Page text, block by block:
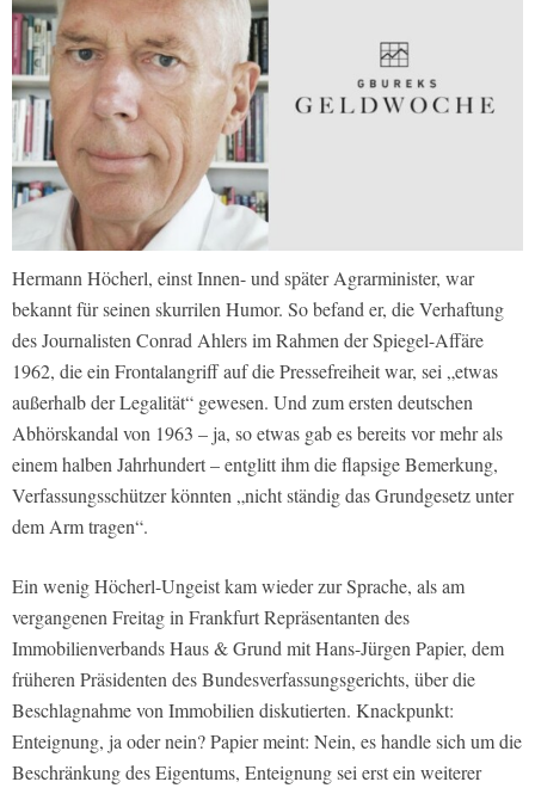
Hermann Höcherl, einst Innen- und später Agrarminister, war
bekannt für seinen skurrilen Humor. So befand er, die Verhaftung
des Journalisten Conrad Ahlers im Rahmen der Spiegel-Affäre
1962, die ein Frontalangriff auf die Pressefreiheit war, sei „etwas
außerhalb der Legalität“ gewesen. Und zum ersten deutschen
Abhörskandal von 1963 – ja, so etwas gab es bereits vor mehr als
einem halben Jahrhundert – entglitt ihm die flapsige Bemerkung,
Verfassungsschützer könnten „nicht ständig das Grundgesetz unter
dem Arm tragen“.
Ein wenig Höcherl-Ungeist kam wieder zur Sprache, als am
vergangenen Freitag in Frankfurt Repräsentanten des
Immobilienverbands Haus & Grund mit Hans-Jürgen Papier, dem
früheren Präsidenten des Bundesverfassungsgerichts, über die
Beschlagnahme von Immobilien diskutierten. Knackpunkt:
Enteignung, ja oder nein? Papier meint: Nein, es handle sich um die
Beschränkung des Eigentums, Enteignung sei erst ein weiterer